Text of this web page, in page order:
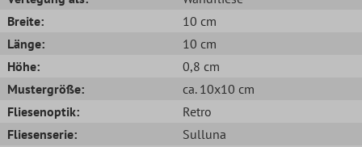
Breite:
10 cm
Länge:
10 cm
Höhe:
0,8 cm
Mustergröße:
ca. 10x10 cm
Fliesenoptik:
Retro
Fliesenserie:
Sulluna